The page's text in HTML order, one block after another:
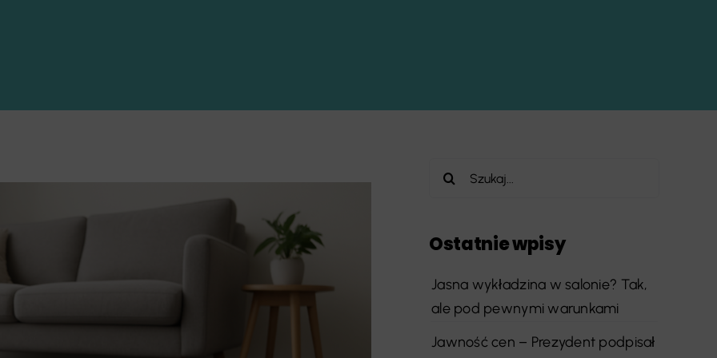
Szukaj
Ostatnie wpisy
Jasna wykładzina w salonie? Tak,
ale pod pewnymi warunkami
Jawność cen – Prezydent podpisał